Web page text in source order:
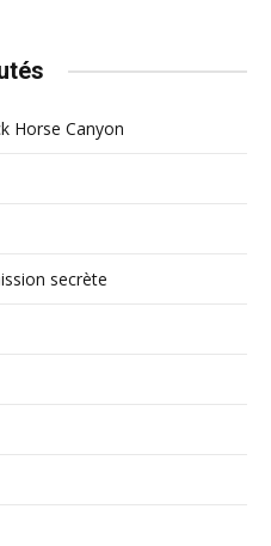
Horse Canyon
secrète